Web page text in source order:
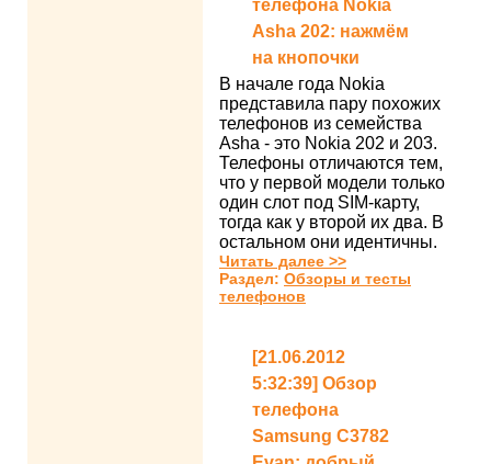
телефона Nokia
Asha 202: нажмём
на кнопочки
В начале года Nokia
представила пару похожих
телефонов из семейства
Asha - это Nokia 202 и 203.
Телефоны отличаются тем,
что у первой модели только
один слот под SIM-карту,
тогда как у второй их два. В
остальном они идентичны.
Читать далее >>
Раздел: Обзоры и тесты
телефонов
[21.06.2012
5:32:39] Обзор
телефона
Samsung C3782